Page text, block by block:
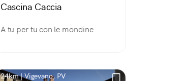
Cascina Caccia
A tu per tu con le mondine
24km | Vigevano, PV